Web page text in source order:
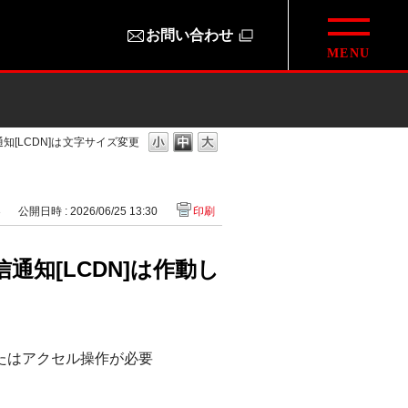
お問い合わせ
文字サイズ変更
知[LCDN]は
公開日時 : 2026/06/25 13:30 印刷
通知[LCDN]は作動し
はアクセル操作が必要